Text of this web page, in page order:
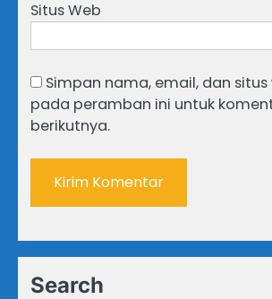
Situs Web
Simpan nama, email, dan situs
pada peramban ini untuk
berikutnya.
Search